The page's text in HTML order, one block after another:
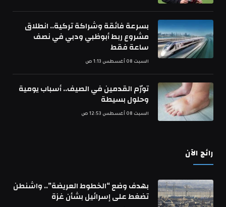
بسرعة فائقة وشراكة تركية.. انطلاق
مشروع ربط أبوظبي ودبي في نصف
ساعة فقط
السبت 08 أغسطس 1:13 ص
تورّم القدمين في الصيف.. أسباب يومية
وحلول بسيطة
السبت 08 أغسطس 12:53 ص
رائج الآن
بهدف وضع “الخطوط العريضة”.. واشنطن
تضغط على إسرائيل بشأن غزة